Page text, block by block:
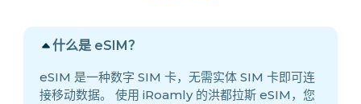
什么是 eSIM？
eSIM 是一种数字 SIM 卡，无需实体 SIM 卡即可连
接移动数据。 使用 iRoamly 的洪都拉斯 eSIM，您